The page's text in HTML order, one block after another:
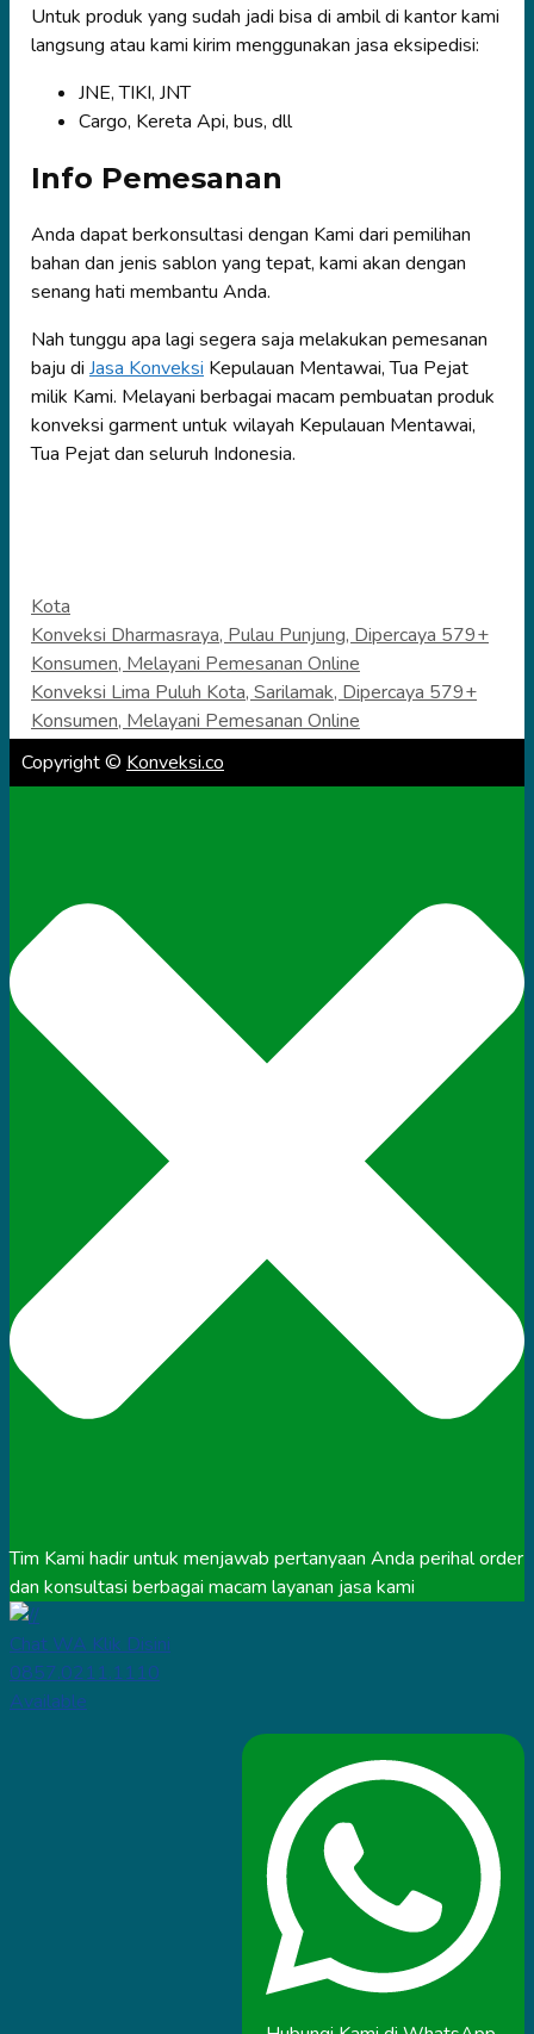
Untuk produk yang sudah jadi bisa di ambil di kantor kami
langsung atau kami kirim menggunakan jasa eksipedisi:
JNE, TIKI, JNT
Cargo, Kereta Api, bus, dll
Info Pemesanan
Anda dapat berkonsultasi dengan Kami dari pemilihan
bahan dan jenis sablon yang tepat, kami akan dengan
senang hati membantu Anda.
Nah tunggu apa lagi segera saja melakukan pemesanan
baju di Jasa Konveksi Kepulauan Mentawai, Tua Pejat
milik Kami. Melayani berbagai macam pembuatan produk
konveksi garment untuk wilayah Kepulauan Mentawai,
Tua Pejat dan seluruh Indonesia.
Categories
Kota
Konveksi Dharmasraya, Pulau Punjung, Dipercaya 579+
Konsumen, Melayani Pemesanan Online
Konveksi Lima Puluh Kota, Sarilamak, Dipercaya 579+
Konsumen, Melayani Pemesanan Online
Copyright © Konveksi.co
Tim Kami hadir untuk menjawab pertanyaan Anda perihal order
dan konsultasi berbagai macam layanan jasa kami
Chat WA Klik Disini
0857.0211.1110
Available